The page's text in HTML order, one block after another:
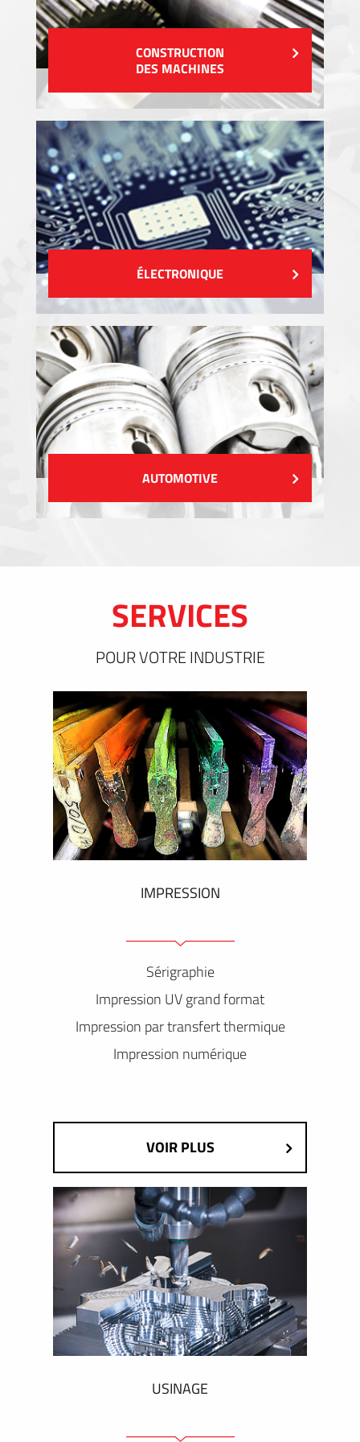
CONSTRUCTION
DES MACHINES
ÉLECTRONIQUE
AUTOMOTIVE
SERVICES
POUR VOTRE INDUSTRIE
IMPRESSION
Sérigraphie
Impression UV grand format
Impression par transfert thermique
Impression numérique
VOIR PLUS
USINAGE